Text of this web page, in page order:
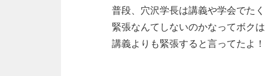
普段、穴沢学長は講義や学会でた
緊張なんてしないのかなってボク
講義よりも緊張すると言ってたよ！